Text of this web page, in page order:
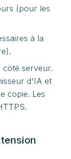
(pour les
à la
côté serveur.
d'IA et
copie. Les